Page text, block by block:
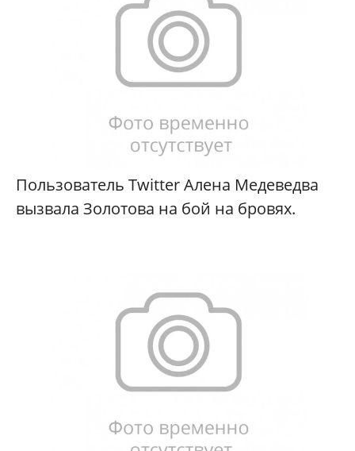
Пользователь Twitter Алена Медеведва
вызвала Золотова на бой на бровях.